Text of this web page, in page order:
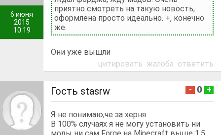
6 июня
2015
10:19
приятно смотреть на такую новость,
оформлена просто идеально. +, конечно
же.
Они уже вышли
цитировать жалоба ответить
Гость stasrw - 0 +
Я не понимаю,че за херня.
В 100% случаях я не могу установить ни